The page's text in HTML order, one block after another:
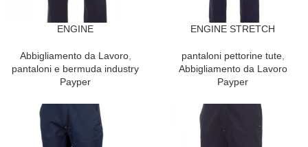
ENGINE
Abbigliamento da Lavoro,
pantaloni e bermuda industry
Payper
ENGINE STRETCH
pantaloni pettorine tute,
Abbigliamento da Lavoro
Payper